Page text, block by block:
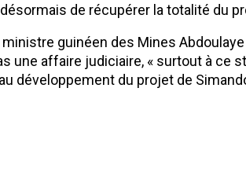
de récupérer la totalité du
guinéen des Mines
une affaire judiciaire, « surtout à ce
développement du projet de